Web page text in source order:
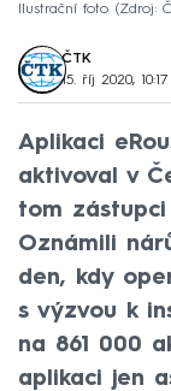
Ilustrační foto Zdroj:
ČTK
15. říj 2020, 10:17
Aplikaci
aktivoval v
tom
Oznámili
den, kdy
s výzvou k
na 861 000
aplikaci jen